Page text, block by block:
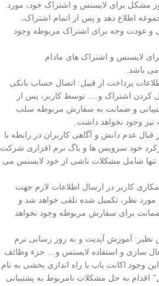
مشکل برای لایسنس و اشتراک خود، مورد
اطلاع دهد و پس از اتمام اشتراک،
و عودت وجه برای اشتراک مربوطه وجود
لایسنس و اشتراک های مادام
پرداخت از قبیل: اتصال حساب بانکی
کردن اشتراک و…. توسط کاربر، پس از
و ضمانت به سفارش مربوطه سلب
نیز وجود نخواهد داشت.
قبال عدم دانش و آگاهی کاربران در رابطه با
خود سرویس ها و باگ نرم افزاری شرکت
تنها شامل مشکلات ناشی از خود لایسنس می
کاربر در ارسال اطلاعات لازم جهت
نظر، تکمیل شده تلقی خواهد شد و
و ضمانت برای سفارش مربوطه وجود نخواهد
آموزش آپدیت و به روز رسانی نرم
سازی و استفاده لایسنس و… جزء وظائف
این وجود اکانت یاب با راه اندازی بخشی به نام
اقدام به حل مشکلات نامربوط به پشتیبانی